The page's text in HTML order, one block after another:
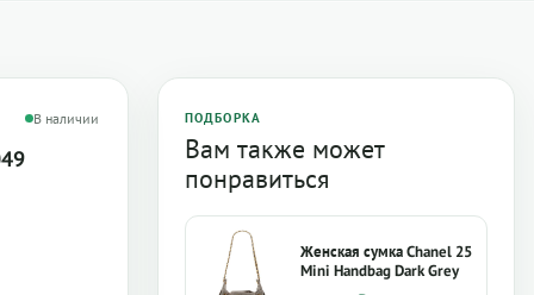
В наличии ПОДБОРКА
Вам также может
понравиться
Женская сумка Chanel 25
Mini Handbag Dark Grey